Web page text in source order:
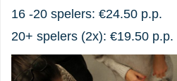
16 -20 spelers: €24.50 p.p.
20+ spelers (2x): €19.50 p.p.